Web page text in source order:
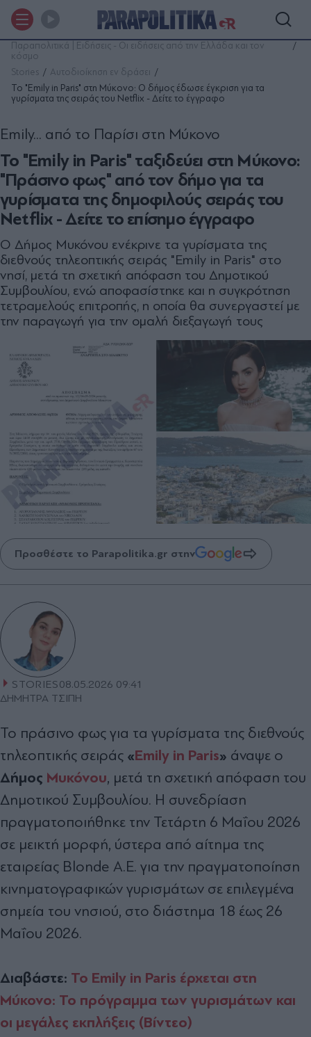
Παραπολιτικά | Ειδήσεις - Οι ειδήσεις από την Ελλάδα και τον
κόσμο
Stories
Αυτοδιοίκηση εν δράσει
Το "Emily in Paris" στη Μύκονο: Ο δήμος έδωσε έγκριση για τα
γυρίσματα της σειράς του Netflix - Δείτε το έγγραφο
Το "Emily in Paris" ταξιδεύει στη Μύκονο:
"Πράσινο φως" από τον δήμο για τα
γυρίσματα της δημοφιλούς σειράς του
Netflix - Δείτε το επίσημο έγγραφο
Emily... από το Παρίσι στη Μύκονο
Ο Δήμος Μυκόνου ενέκρινε τα γυρίσματα της
διεθνούς τηλεοπτικής σειράς "Emily in Paris" στο
νησί, μετά τη σχετική απόφαση του Δημοτικού
Συμβουλίου, ενώ αποφασίστηκε και η συγκρότηση
τετραμελούς επιτροπής, η οποία θα συνεργαστεί με
την παραγωγή για την ομαλή διεξαγωγή τους
Προσθέστε το Parapolitika.gr στην
STORIES08.05.2026 09:41
ΔΗΜΗΤΡΑ ΤΣΙΠΗ
Το πράσινο φως για τα γυρίσματα της διεθνούς
τηλεοπτικής σειράς «Emily in Paris» άναψε ο
Δήμος Μυκόνου, μετά τη σχετική απόφαση του
Δημοτικού Συμβουλίου. Η συνεδρίαση
πραγματοποιήθηκε την Τετάρτη 6 Μαΐου 2026
σε μεικτή μορφή, ύστερα από αίτημα της
εταιρείας Blonde Α.Ε. για την πραγματοποίηση
κινηματογραφικών γυρισμάτων σε επιλεγμένα
σημεία του νησιού, στο διάστημα 18 έως 26
Μαΐου 2026.
Διαβάστε: Το Emily in Paris έρχεται στη
Μύκονο: Το πρόγραμμα των γυρισμάτων και
οι μεγάλες εκπλήξεις (Βίντεο)